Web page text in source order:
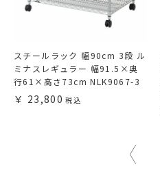
スチールラック 幅90cm 3段 ル
ミナスレギュラー 幅91.5×奥
行61×高さ73cm NLK9067-3
23,800